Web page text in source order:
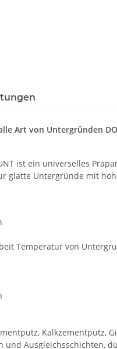
Art von Untergründen
ist ein universelles
glatte Untergründe mit
Temperatur von
Kalkzementputz,
und Ausgleichsschichten,